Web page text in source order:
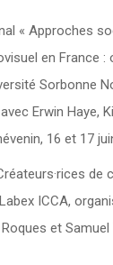
« Approches
en France
Sorbonne
Erwin Haye,
16 et 17
de
ICCA,
et